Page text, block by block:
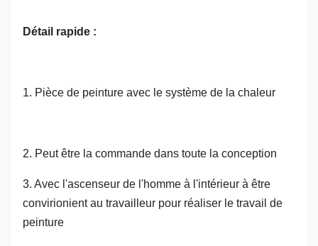
Détail rapide :
1. Pièce de peinture avec le système de la chaleur
2. Peut être la commande dans toute la conception
3. Avec l'ascenseur de l'homme à l'intérieur à être
convirionient au travailleur pour réaliser le travail de
peinture